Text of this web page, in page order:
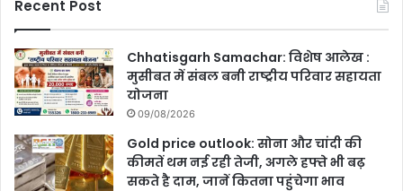
Recent Post
Chhatisgarh Samachar: विशेष आलेख :
मुसीबत में संबल बनी राष्ट्रीय परिवार सहायता
योजना
09/08/2026
Gold price outlook: सोना और चांदी की
कीमतें थम नई रही तेजी, अगले हफ्ते भी बढ़
सकते है दाम, जानें कितना पहुंचेगा भाव